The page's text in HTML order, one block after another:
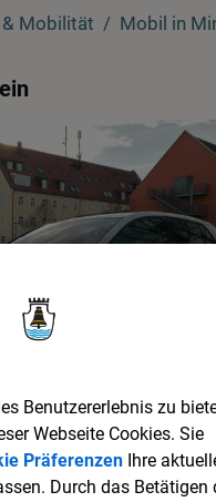
Mobilität Mobil in
Benutzererlebnis zu
Webseite Cookies. Sie
PräferenzenIhre
Durch das Betätigen